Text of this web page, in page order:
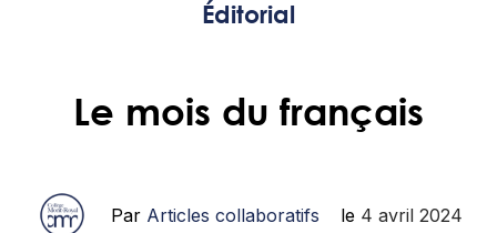
Éditorial
Le mois du français
Par Articles collaboratifs le 4 avril 2024